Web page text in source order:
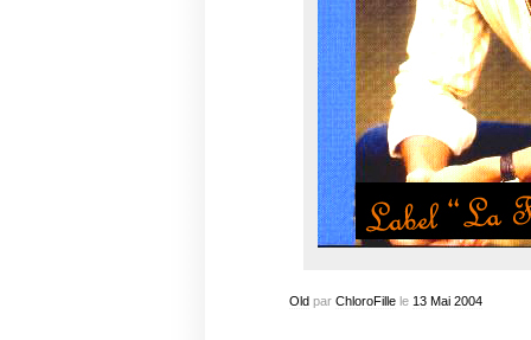
Oldpar ChloroFillele 13 Mai 2004